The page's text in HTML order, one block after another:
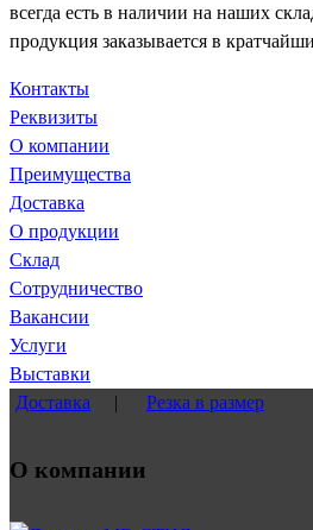
всегда есть в наличии на наших
продукция заказывается в
Контакты
Реквизиты
О компании
Преимущества
Доставка
О продукции
Склад
Сотрудничество
Вакансии
Услуги
Выставки
Доставка | Резка в размер
О компании